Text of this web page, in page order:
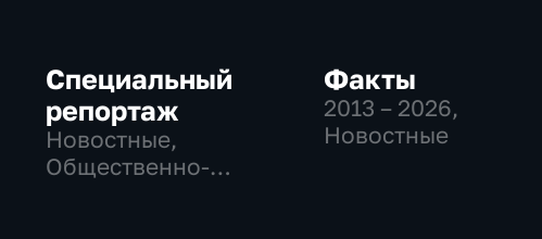
Специальный
репортаж
Новостные,
Общественно-
Факты
2013 – 2026,
Новостные